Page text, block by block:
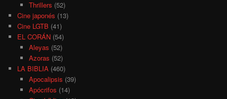
Thrillers (52)
Cine japonés (13)
Cine LGTB (41)
EL CORÁN (54)
Aleyas (52)
Azoras (52)
LA BIBLIA (460)
Apocalipsis (39)
Apócrifos (14)